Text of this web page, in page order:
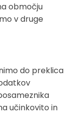
območju
v druge
do preklica
učinkovito in